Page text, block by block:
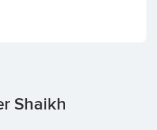
Shaikh